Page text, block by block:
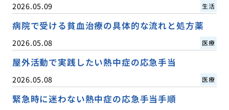
2026.05.09 生活
病院で受ける貧血治療の具体的な流れと処方薬
2026.05.08 医療
屋外活動で実践したい熱中症の応急手当
2026.05.08 医療
緊急時に迷わない熱中症の応急手当手順